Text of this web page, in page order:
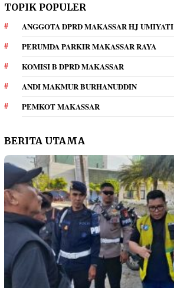
TOPIK POPULER
ANGGOTA DPRD MAKASSAR HJ UMIYATI
PERUMDA PARKIR MAKASSAR RAYA
KOMISI B DPRD MAKASSAR
ANDI MAKMUR BURHANUDDIN
PEMKOT MAKASSAR
BERITA UTAMA